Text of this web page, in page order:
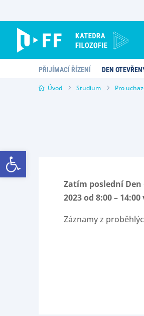
Open toolbar
PŘIJÍMACÍ ŘÍZENÍ DEN
Úvod Studium Pro
Zatím poslední
2023 od 8:00 –
Záznamy z